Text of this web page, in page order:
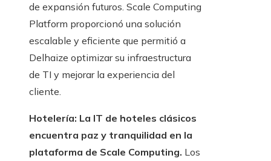
de expansión futuros. Scale Computing
Platform proporcionó una solución
escalable y eficiente que permitió a
Delhaize optimizar su infraestructura
de TI y mejorar la experiencia del
cliente.
Hotelería: La IT de hoteles clásicos
encuentra paz y tranquilidad en la
plataforma de Scale Computing. Los